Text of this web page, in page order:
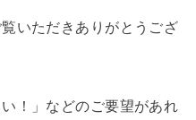
いただきありがとうござ
！」などのご要望があれ